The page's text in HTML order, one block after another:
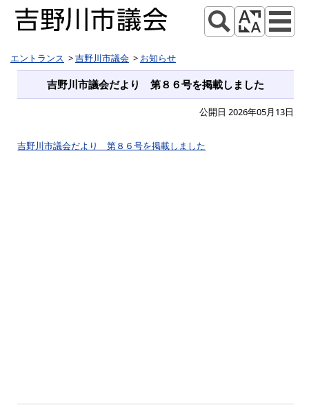
エントランス 吉野川市議会 お知らせ
吉野川市議会だより 第８６号を掲載しました
公開日 2026年05月13日
吉野川市議会だより 第８６号を掲載しました